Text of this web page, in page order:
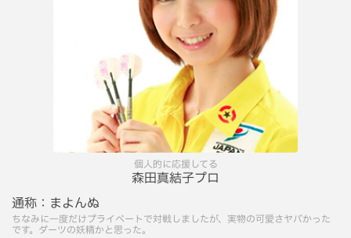
個人的に応援してる
森田真結子プロ
通称： まよんぬ
ちなみに一度だけプライベートで対戦しましたが、実物の可愛さヤバかった
です。ダーツの妖精かと思った。